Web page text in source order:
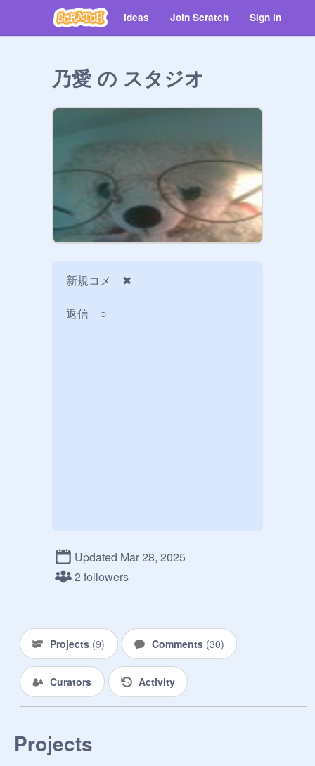
Ideas Join Scratch Sign in
乃愛 の スタジオ
新規コメ　✖︎
返信　○
Updated Mar 28, 2025
2 followers
Projects (9) Comments (30)
Curators Activity
Projects